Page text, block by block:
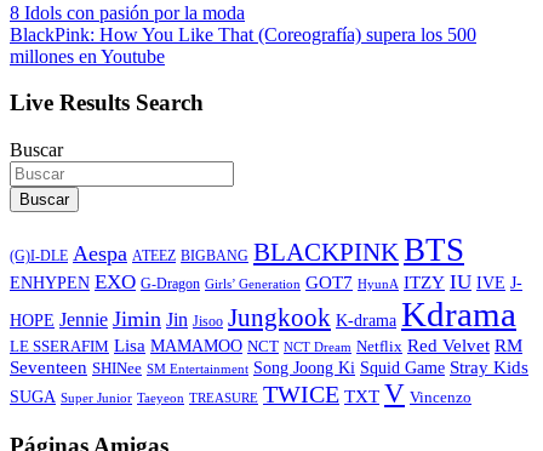
8 Idols con pasión por la moda
BlackPink: How You Like That (Coreografía) supera los 500
millones en Youtube
Live Results Search
Buscar
Buscar
(G)I-DLE Aespa ATEEZ BIGBANG BLACKPINKBTS
ENHYPEN EXO G-Dragon Girls’ Generation GOT7 HyunA ITZY IU IVE J-
HOPE Jennie Jimin Jin Jisoo Jungkook K-drama Kdrama
LE SSERAFIM Lisa MAMAMOO NCT NCT Dream Netflix Red Velvet RM
Seventeen SHINee SM Entertainment Song Joong Ki Squid Game Stray Kids
SUGA Super Junior Taeyeon TREASURE TWICE TXT V Vincenzo
Páginas Amigas